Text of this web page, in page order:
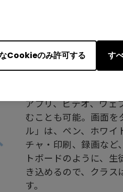
Cookieのみ許可する す
アプリ、ビデオ、ウェ
むことも可能。画面を
ル」は、ペン、ホワイ
チャ・印刷、録画など
トボードのように、
き込めるので、クラ
す。